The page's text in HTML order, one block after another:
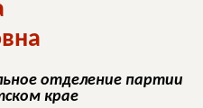
отделение партии
крае